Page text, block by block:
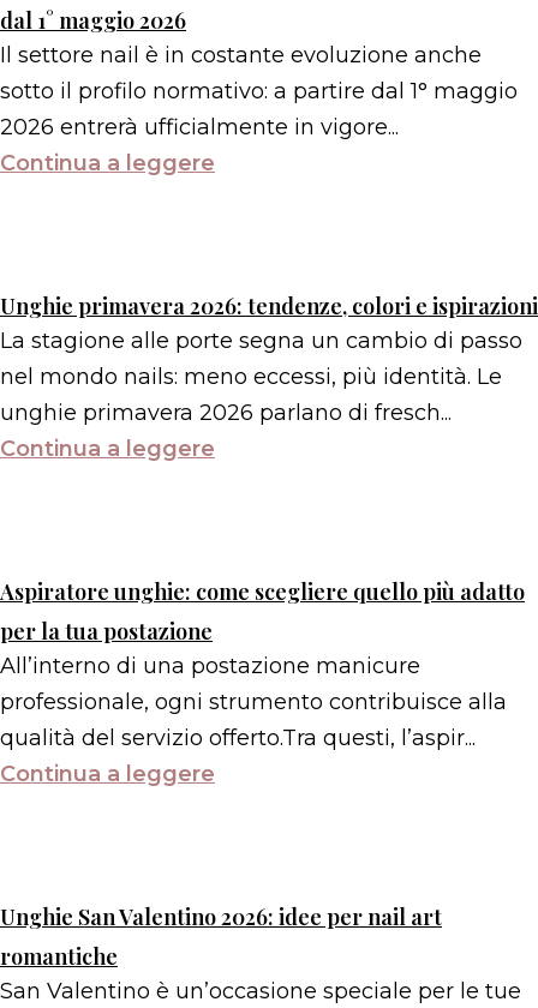
dal 1° maggio 2026
Il settore nail è in costante evoluzione anche
sotto il profilo normativo: a partire dal 1° maggio
2026 entrerà ufficialmente in vigore...
Continua a leggere
Unghie primavera 2026: tendenze, colori e ispirazioni
La stagione alle porte segna un cambio di passo
nel mondo nails: meno eccessi, più identità. Le
unghie primavera 2026 parlano di fresch...
Continua a leggere
Aspiratore unghie: come scegliere quello più adatto
per la tua postazione
All’interno di una postazione manicure
professionale, ogni strumento contribuisce alla
qualità del servizio offerto.Tra questi, l’aspir...
Continua a leggere
Unghie San Valentino 2026: idee per nail art
romantiche
San Valentino è un’occasione speciale per le tue